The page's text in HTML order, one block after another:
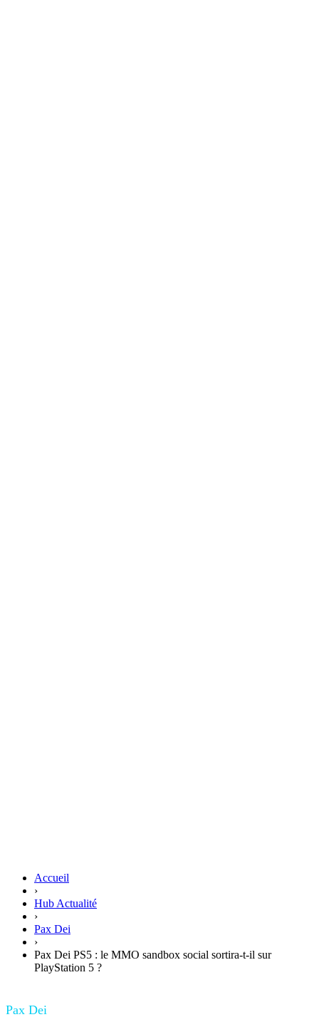
Accueil
›
Hub Actualité
›
Pax Dei
›
Pax Dei PS5 : le MMO sandbox social sortira-t-il sur
PlayStation 5 ?
Pax Dei